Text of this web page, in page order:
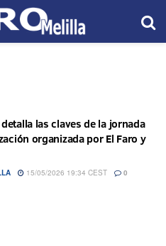
las claves de la jornada
organizada por El Faro y
15/05/2026 19:34 CEST 0